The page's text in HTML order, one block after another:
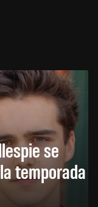
se
temporada